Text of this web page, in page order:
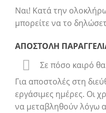
Ναι! Κατά την
μπορείτε να το
ΑΠΟΣΤΟΛΗ
Σε πόσο καιρό
Για αποστολές στη
εργάσιμες ημέρες. Οι
να μεταβληθούν λόγω